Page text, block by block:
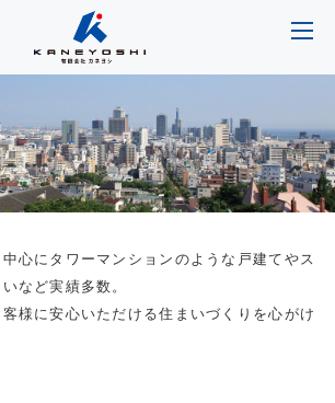
心にタワーマンションのような戸建てやス
など実績多数。
様に安心いただける住まいづくりを心がけ